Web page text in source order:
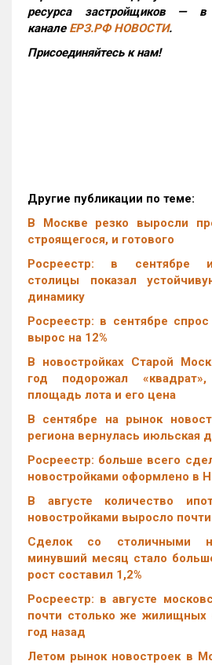
ресурса застройщиков —
канале ЕРЗ.РФ НОВОСТИ.
Присоединяйтесь к нам!
Другие публикации по теме:
В Москве резко выросли
строящегося, и готового
Росреестр: в сентябре
столицы показал
динамику
Росреестр: в сентябре
вырос на 12%
В новостройках Старой
год подорожал
площадь лота и его цена
В сентябре на рынок
региона вернулась июльская
Росреестр: больше всего
новостройками оформлено в
В августе количество
новостройками выросло почти
Cделок со столичными
минувший месяц стало
рост составил 1,2%
Росреестр: в августе
почти столько же жилищных
год назад
Летом рынок новостроек в